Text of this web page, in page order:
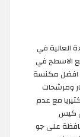
العالية في
الاسطح في
افضل مكنسة
ومرشحات
مع عدم
كيس
على جو